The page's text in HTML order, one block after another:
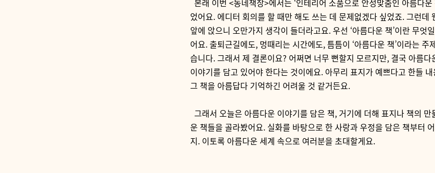
본래 이번 <동네책장>에서는 ‘인테리어 소품으로 안성맞춤인 아름다운
었어요. 에디터 회의를 할 때만 해도 쓰는 데 문제없겠다 싶었죠. 그런데
앞에 앉으니 오만가지 생각이 들더라고요. 우선 ‘아름다운 책’이란 무엇
어요. 출퇴근길에도, 멍때리는 시간에도, 틈틈이 ‘아름다운 책’이라는 주
습니다. 그래서 제 결론이요? 어쩌면 너무 뻔할지 모르지만, 결국 아름다
이야기를 담고 있어야 한다는 것이에요. 아무리 표지가 예쁘다고 한들
그 책을 아름답다 기억하긴 어려울 것 같거든요.
그래서 오늘은 아름다운 이야기를 담은 책, 거기에 더해 표지나 책의
운 책들을 골라봤어요. 실화를 바탕으로 한 사랑과 우정을 담은 책부터
지. 이토록 아름다운 세계 속으로 여러분을 초대할게요.